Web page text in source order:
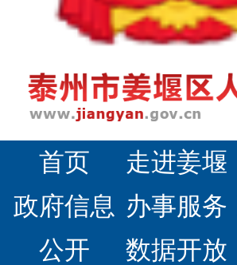
首页 走进姜堰
政府信息
公开
办事服务
数据开放